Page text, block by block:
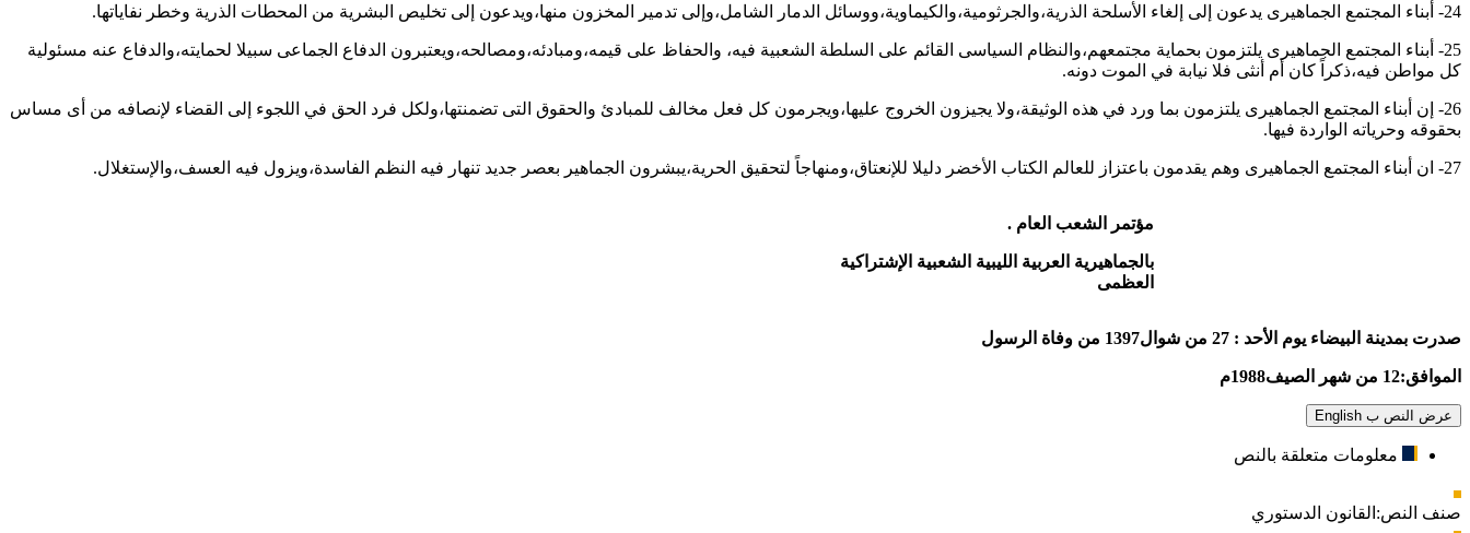
24- أبناء المجتمع الجماهيرى يدعون إلى إلغاء الأسلحة الذرية،والجرثومية،والكيماوية،ووسائل الدمار الشامل،وإلى تدمير المخزون منها،ويدعون إلى تخليص البشرية من المحطات الذرية وخطر نفاياتها.
25- أبناء المجتمع الجماهيرى يلتزمون بحماية مجتمعهم،والنظام السياسى القائم على السلطة الشعبية فيه، والحفاظ على قيمه،ومبادئه،ومصالحه،ويعتبرون الدفاع الجماعى سبيلا لحمايته،والدفاع عنه مسئولية
كل مواطن فيه،ذكراً كان أم أنثى فلا نيابة في الموت دونه.
26- إن أبناء المجتمع الجماهيرى يلتزمون بما ورد في هذه الوثيقة،ولا يجيزون الخروج عليها،ويجرمون كل فعل مخالف للمبادئ والحقوق التى تضمنتها،ولكل فرد الحق في اللجوء إلى القضاء لإنصافه من أى مساس
بحقوقه وحرياته الواردة فيها.
27- ان أبناء المجتمع الجماهيرى وهم يقدمون باعتزاز للعالم الكتاب الأخضر دليلا للإنعتاق،ومنهاجاً لتحقيق الحرية،يبشرون الجماهير بعصر جديد تنهار فيه النظم الفاسدة،ويزول فيه العسف،والإستغلال.
مؤتمر الشعب العام .
بالجماهيرية العربية الليبية الشعبية الإشتراكية
العظمى
صدرت بمدينة البيضاء يوم الأحد : 27 من شوال1397 من وفاة الرسول
الموافق:12 من شهر الصيف1988م
عرض النص ب English
معلومات متعلقة بالنص
صنف النص: القانون الدستوري